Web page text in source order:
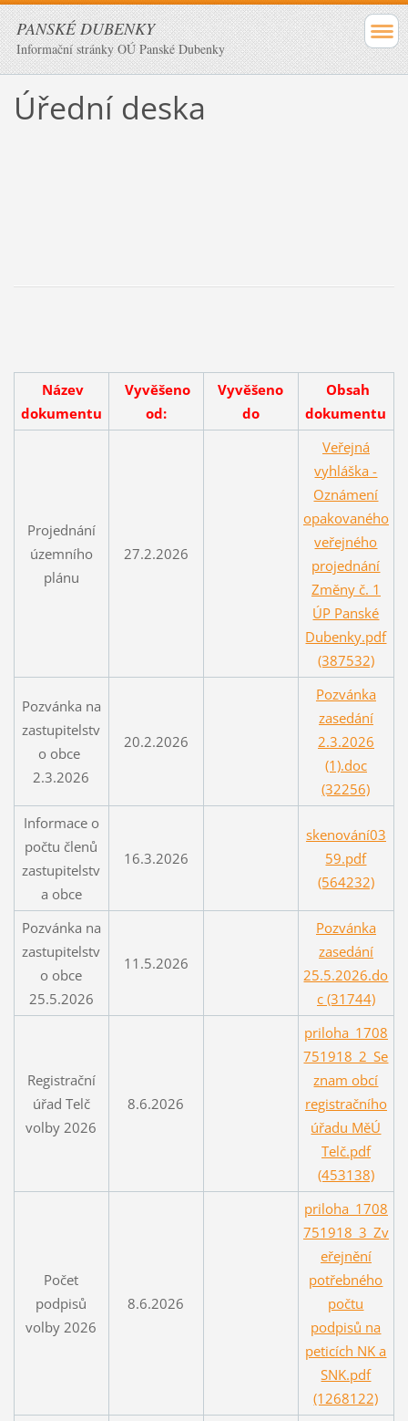
PANSKÉ DUBENKY
Informační stránky OÚ Panské Dubenky
Úřední deska
Název
dokumentu
Vyvěšeno
od:
Vyvěšeno
do
Obsah
dokumentu
Projednání
územního
plánu
27.2.2026
Veřejná
vyhláška -
Oznámení
opakovaného
veřejného
projednání
Změny č. 1
ÚP Panské
Dubenky.pdf
(387532)
Pozvánka na
zastupitelstv
o obce
2.3.2026
20.2.2026
Pozvánka
zasedání
2.3.2026
(1).doc
(32256)
Informace o
počtu členů
zastupitelstv
a obce
16.3.2026
skenování03
59.pdf
(564232)
Pozvánka na
zastupitelstv
o obce
25.5.2026
11.5.2026
Pozvánka
zasedání
25.5.2026.do
c (31744)
Registrační
úřad Telč
volby 2026
8.6.2026
priloha_1708
751918_2_Se
znam obcí
registračního
úřadu MěÚ
Telč.pdf
(453138)
Počet
podpisů
volby 2026
8.6.2026
priloha_1708
751918_3_Zv
eřejnění
potřebného
počtu
podpisů na
peticích NK a
SNK.pdf
(1268122)